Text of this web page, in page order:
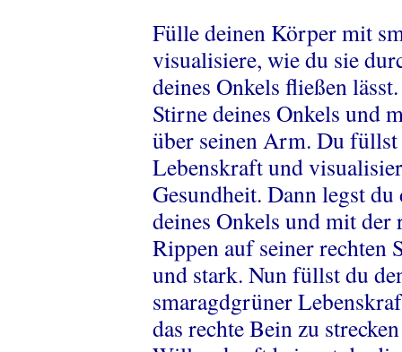
Fülle deinen Körper mit
visualisiere, wie du sie
deines Onkels fließen
Stirne deines Onkels und
über seinen Arm. Du
Lebenskraft und
Gesundheit. Dann legst
deines Onkels und mit der
Rippen auf seiner rechten
und stark. Nun füllst du
smaragdgrüner
das rechte Bein zu